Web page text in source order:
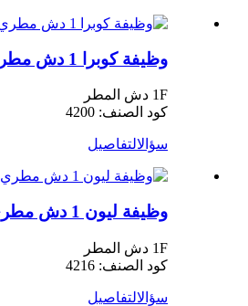
وظيفة كوبرا 1 دش مطري علوي
1F دش المطر
كود الصنف: 4200
سؤالالتفاصيل
وظيفة ليون 1 دش مطري علوي
1F دش المطر
كود الصنف: 4216
سؤالالتفاصيل